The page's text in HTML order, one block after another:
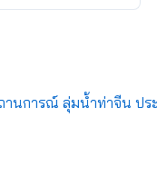
านการณ์ ลุ่มน้ำท่าจีน ปร